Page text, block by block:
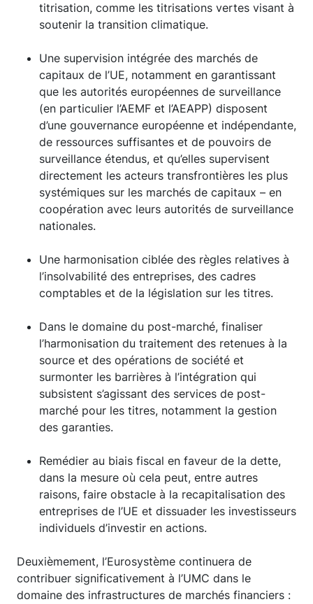
titrisation, comme les titrisations vertes visant à
soutenir la transition climatique.
Une supervision intégrée des marchés de
capitaux de l’UE, notamment en garantissant
que les autorités européennes de surveillance
(en particulier l’AEMF et l’AEAPP) disposent
d’une gouvernance européenne et indépendante,
de ressources suffisantes et de pouvoirs de
surveillance étendus, et qu’elles supervisent
directement les acteurs transfrontières les plus
systémiques sur les marchés de capitaux – en
coopération avec leurs autorités de surveillance
nationales.
Une harmonisation ciblée des règles relatives à
l’insolvabilité des entreprises, des cadres
comptables et de la législation sur les titres.
Dans le domaine du post-marché, finaliser
l’harmonisation du traitement des retenues à la
source et des opérations de société et
surmonter les barrières à l’intégration qui
subsistent s’agissant des services de post-
marché pour les titres, notamment la gestion
des garanties.
Remédier au biais fiscal en faveur de la dette,
dans la mesure où cela peut, entre autres
raisons, faire obstacle à la recapitalisation des
entreprises de l’UE et dissuader les investisseurs
individuels d’investir en actions.
Deuxièmement, l’Eurosystème continuera de
contribuer significativement à l’UMC dans le
domaine des infrastructures de marchés financiers :